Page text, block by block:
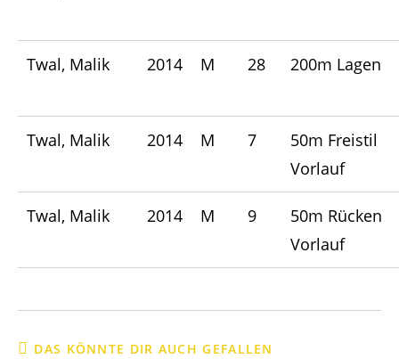
Twal, Malik 2014 M 28 200m Lagen
Twal, Malik 2014 M 7
50m Freistil
Vorlauf
Twal, Malik 2014 M 9
50m Rücken
Vorlauf
DAS KÖNNTE DIR AUCH GEFALLEN